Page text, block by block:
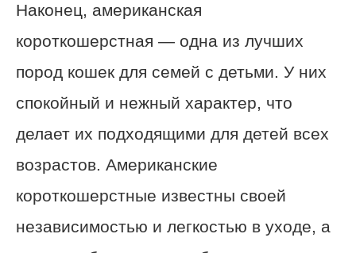
Наконец, американская
короткошерстная — одна из лучших
пород кошек для семей с детьми. У них
спокойный и нежный характер, что
делает их подходящими для детей всех
возрастов. Американские
короткошерстные известны своей
независимостью и легкостью в уходе, а